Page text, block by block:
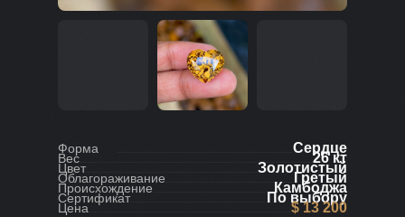
Форма Сердце
Вес 26 кт
Цвет Золотистый
Облагораживание Гретый
Происхождение Камбоджа
Сертификат По выбору
Цена $ 13 200